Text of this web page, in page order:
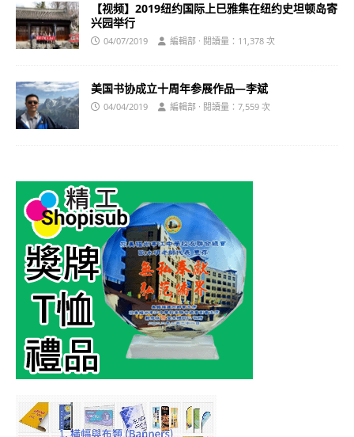
【视频】2019纽约国际上巳雅集在纽约史坦顿岛寄
兴园举行
04/07/2019 編輯部 · 閱讀量：11,378 次
美国书协成立十周年参展作品—李斌
04/04/2019 編輯部 · 閱讀量：7,559 次